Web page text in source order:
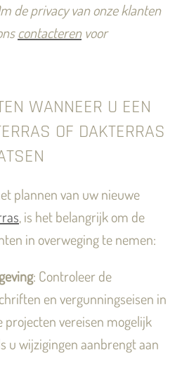
de privacy van onze klanten
contacterenvoor
WANNEER U EEN
OF DAKTERRAS
plannen van uw nieuwe
, is het belangrijk om de
in overweging te nemen:
: Controleer de
en vergunningseisen in
projecten vereisen mogelijk
u wijzigingen aanbrengt aan